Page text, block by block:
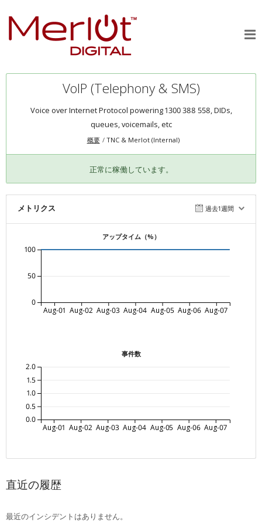
VoIP (Telephony & SMS)
Voice over Internet Protocol powering 1300 388 558, DIDs,
queues, voicemails, etc
概要 TNC & Merlot (Internal)
正常に稼働しています。
メトリクス 過去1週間
アップタイム（%）
Aug-01 Aug-02 Aug-03 Aug-04 Aug-05 Aug-06 Aug-07
0
50
100
事件数
Aug-01 Aug-02 Aug-03 Aug-04 Aug-05 Aug-06 Aug-07
0.0
0.5
1.0
1.5
2.0
直近の履歴
最近のインシデントはありません。